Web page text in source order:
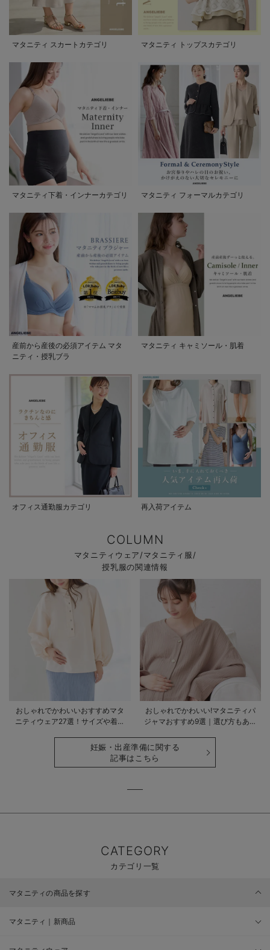
マタニティ スカートカテゴリ マタニティ トップスカテゴリ
マタニティ下着・インナーカテゴリ マタニティ フォーマルカテゴリ
産前から産後の必須アイテム マタ
ニティ・授乳ブラ
マタニティ キャミソール・肌着
オフィス通勤服カテゴリ 再入荷アイテム
COLUMN
マタニティウェア/マタニティ服/
授乳服の関連情報
おしゃれでかわいいおすすめマタ
ニティウェア27選！サイズや着る
おしゃれでかわいい!マタニティパ
ジャマおすすめ9選｜選び方もあわ
妊娠・出産準備に関する
記事はこちら
CATEGORY
カテゴリ一覧
マタニティの商品を探す
マタニティ｜新商品